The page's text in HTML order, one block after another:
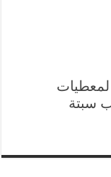
سبتة